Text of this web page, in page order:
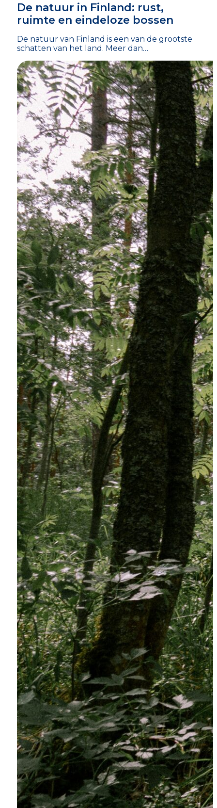
De natuur in Finland: rust,
ruimte en eindeloze bossen
De natuur van Finland is een van de grootste
schatten van het land. Meer dan…